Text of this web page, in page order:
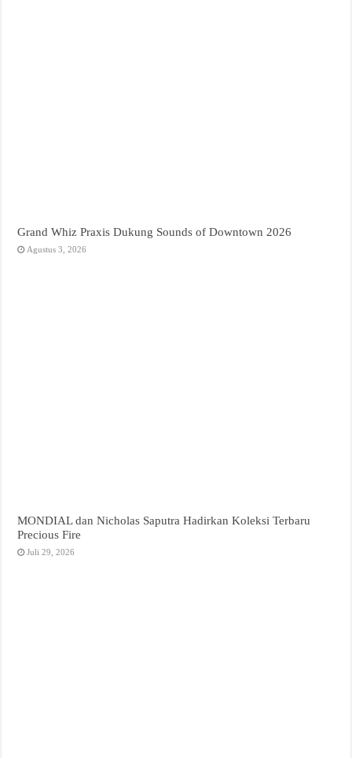
Grand Whiz Praxis Dukung Sounds of Downtown 2026
Agustus 3, 2026
MONDIAL dan Nicholas Saputra Hadirkan Koleksi Terbaru
Precious Fire
Juli 29, 2026